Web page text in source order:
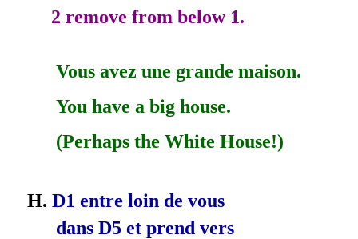
2 remove from below 1.
Vous avez une grande maison.
You have a big house.
(Perhaps the White House!)
H. D1 entre loin de vous
dans D5 et prend vers